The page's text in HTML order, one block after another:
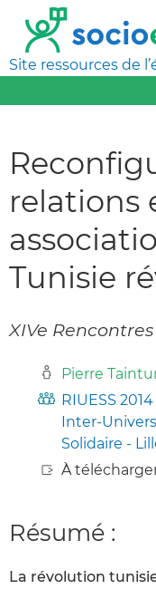
Site ressources de
relations
Tunisie
XIVe
Pierre
RIUESS
Inter-
Solidaire -
À
Résumé :
La révolution